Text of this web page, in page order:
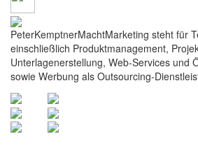
PeterKemptnerMachtMarketing steht für
einschließlich Produktmanagement,
Unterlagenerstellung, Web-Services und
sowie Werbung als Outsourcing-